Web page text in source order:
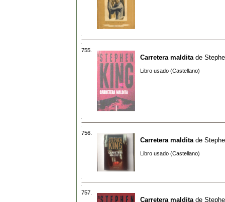
755.
Carretera maldita de
Libro usado (Castellano)
756.
Carretera maldita de
Libro usado (Castellano)
757.
Carretera maldita de